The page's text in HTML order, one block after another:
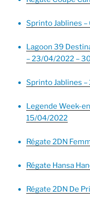
Sprinto Jablines
Lagoon 39
– 23/04/2022 –
Sprinto Jablines
Legende Week-
15/04/2022
Régate 2DN
Régate Hansa
Régate 2DN De